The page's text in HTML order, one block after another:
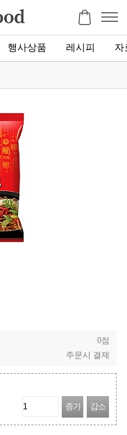
행사상품 레시피 자
0점
주문시 결제
증가 감소